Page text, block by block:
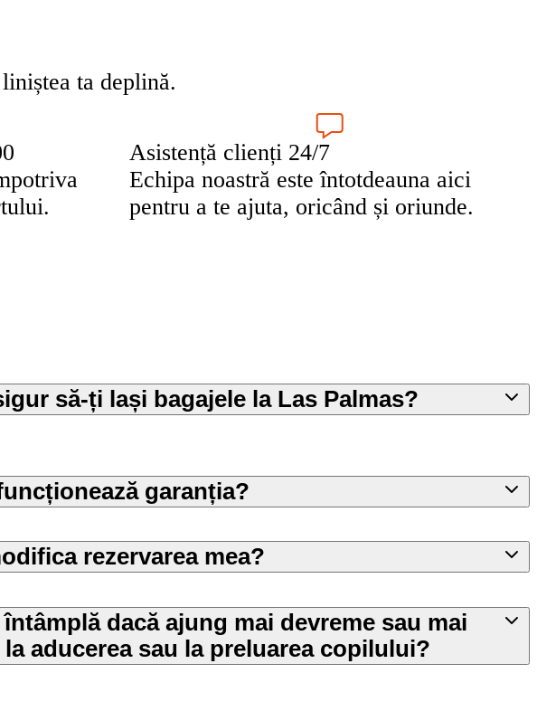
ta deplină.
Asistență clienți 24/7
Echipa noastră este întotdeauna aici
pentru a te ajuta, oricând și oriunde.
să-ți lași bagajele la Las Palmas?
garanția?
rezervarea mea?
întâmplă dacă ajung mai devreme sau mai
aducerea sau la preluarea copilului?